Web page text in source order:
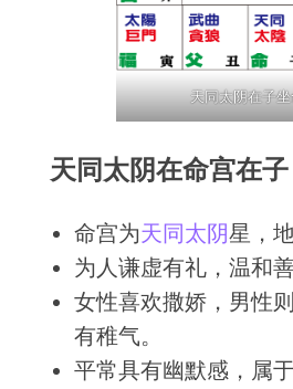
天同太阴在子
天同太阴在命宫在子
命宫为天同太阴星，
为人谦虚有礼，温和善
女性喜欢撒娇，男性
有稚气。
平常具有幽默感，属